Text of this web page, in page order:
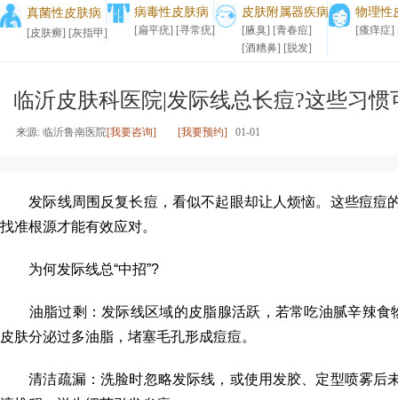
真菌性皮肤病
[皮肤癣] [灰指甲]
病毒性皮肤病
[扁平疣] [寻常疣]
皮肤附属器疾病
[腋臭] [青春痘]
[酒糟鼻] [脱发]
物理性
[瘙痒症]
临沂皮肤科医院|发际线总长痘?这些习
来源: 临沂鲁南医院[我要咨询] [我要预约] 01-01
发际线周围反复长痘，看似不起眼却让人烦恼。这些痘痘
找准根源才能有效应对。
为何发际线总“中招”?
油脂过剩：发际线区域的皮脂腺活跃，若常吃油腻辛辣食
皮肤分泌过多油脂，堵塞毛孔形成痘痘。
清洁疏漏：洗脸时忽略发际线，或使用发胶、定型喷雾后